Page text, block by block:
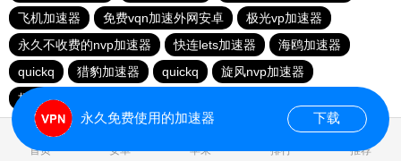
飞机加速器
免费vqn加速外网安卓
极光vp加速器
永久不收费的nvp加速器
快连lets加速器
海鸥加速器
quickq
猎豹加速器 quickq
旋风nvp加速器
极光vqn官网
首页 安卓 苹果 排行 推荐
永久免费使用的加速器 下载
0.080555s